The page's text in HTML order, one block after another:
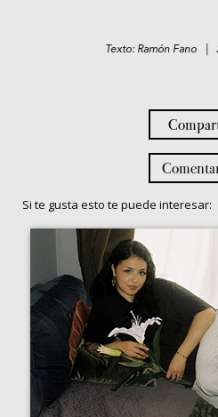
Texto: Ramón Fano |
Si te gusta esto te puede interesar: